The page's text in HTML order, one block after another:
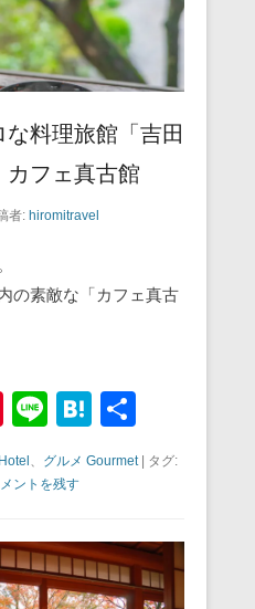
料理旅館「吉田
フェ真古館
者: hiromitravel
の素敵な「カフェ真古
Pi
er
st
Li
n
e
H
a
、 グルメ Gourmet| タグ:
ントを残す